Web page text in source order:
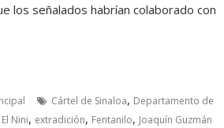
los señalados habrían colaborado con
Cártel de Sinaloa, Departamento de
El Nini, extradición, Fentanilo, Joaquín Guzmán